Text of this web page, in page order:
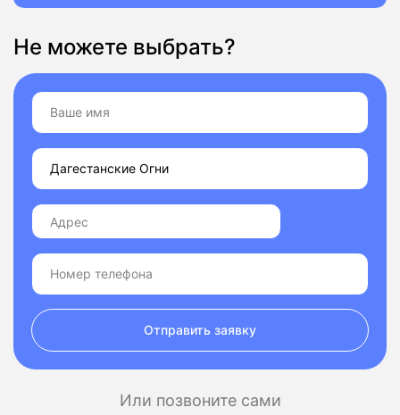
Не можете выбрать?
Отправить заявку
Или позвоните сами